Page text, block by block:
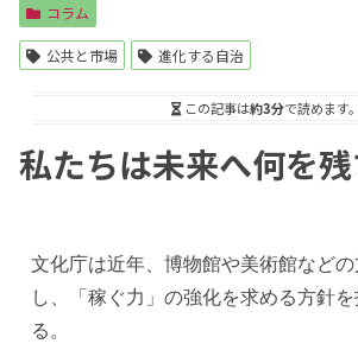
コラム
公共と市場 進化する自治
この記事は約3分で読めます。
私たちは未来へ何を
文化庁は近年、博物館や美術館など
し、「稼ぐ力」の強化を求める方針
る。